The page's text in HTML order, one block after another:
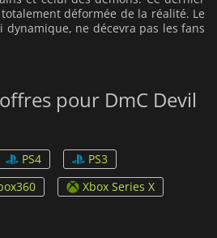
déformée de la réalité. Le
dynamique, ne décevra pas les fans
pour DmC Devil
PS4
PS3
Xbox Series X